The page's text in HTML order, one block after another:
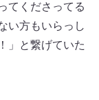
てくださってる
い方もいらっし
」と繋げていた